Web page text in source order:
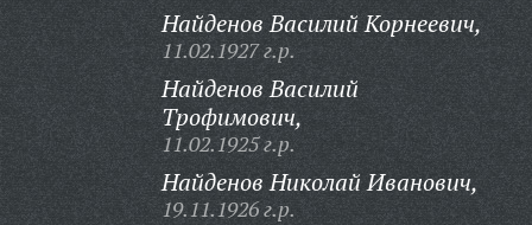
Найденов Василий Корнеевич,
11.02.1927 г.р.
Найденов Василий
Трофимович,
11.02.1925 г.р.
Найденов Николай Иванович,
19.11.1926 г.р.